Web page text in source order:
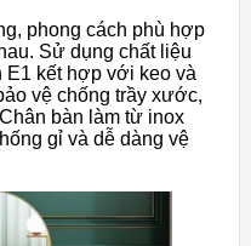
phong cách phù hợp
Sử dụng chất liệu
E1 kết hợp với keo và
vệ chống trầy xước,
bàn làm từ inox
gỉ và dễ dàng vệ